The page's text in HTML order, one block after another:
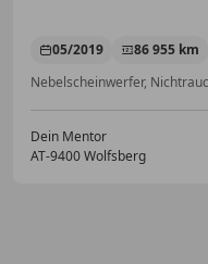
05/2019 86 955 km
Dein Mentor
AT-9400 Wolfsberg